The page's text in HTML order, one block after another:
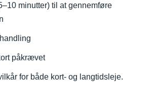
minutter) til at gennemføre
påkrævet
for både kort- og langtidsleje.